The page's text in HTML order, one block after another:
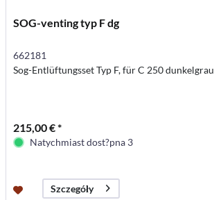
SOG-venting typ F dg
662181
Sog-Entlüftungsset Typ F, für C 250 dunkelgrau
215,00 € *
Natychmiast dost?pna 3
Szczegóły